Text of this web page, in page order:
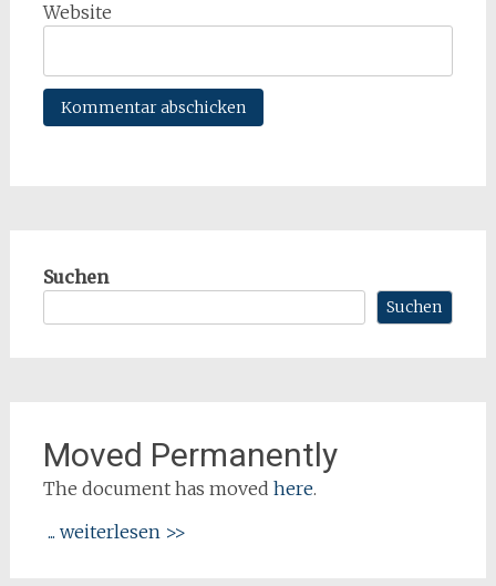
Website
Suchen
Suchen
Moved Permanently
The document has moved here.
... weiterlesen >>